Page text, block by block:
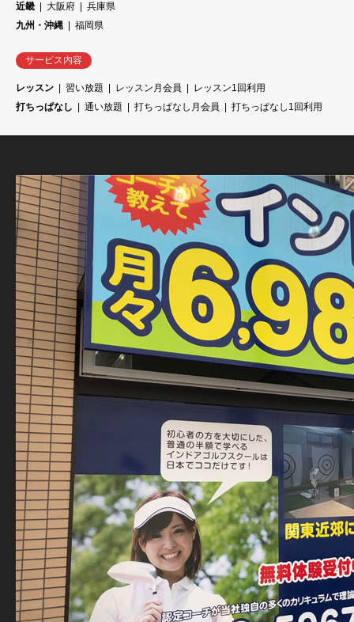
近畿
大阪府
兵庫県
九州・沖縄
福岡県
サービス内容
レッスン 習い放題 レッスン月会員
レッスン1回利用
打ちっぱなし
通い放題 打ちっぱなし月会員 打ちっぱなし1回利用